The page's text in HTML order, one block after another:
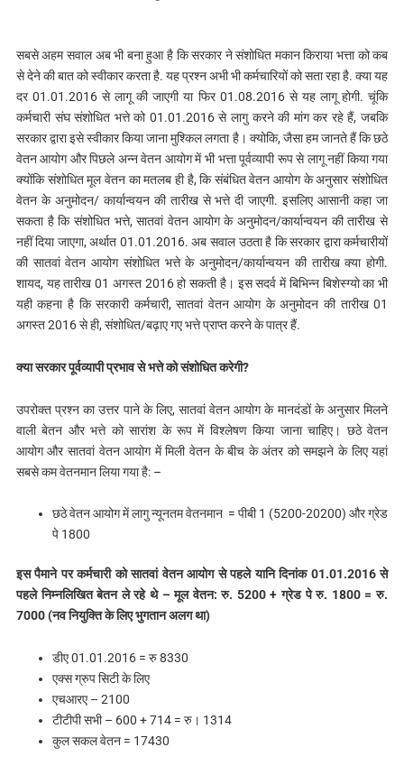
सबसे अहम सवाल अब भी बना हुआ है कि सरकार ने संशोधित मकान किराया भत्ता को कब
से देने की बात को स्वीकार करता है. यह प्रश्न अभी भी कर्मचारियों को सता रहा है. क्या यह
दर 01.01.2016 से लागू की जाएगी या फिर 01.08.2016 से यह लागू होगी. चूंकि
कर्मचारी संघ संशोधित भत्ते को 01.01.2016 से लागु करने की मांग कर रहे हैं, जबकि
सरकार द्वारा इसे स्वीकार किया जाना मुश्किल लगता है। क्योकि, जैसा हम जानते हैं कि छठे
वेतन आयोग और पिछले अन्न वेतन आयोग में भी भत्ता पूर्वव्यापी रूप से लागू नहीं किया गया
क्योंकि संशोधित मूल वेतन का मतलब ही है, कि संबंधित वेतन आयोग के अनुसार संशोधित
वेतन के अनुमोदन/ कार्यान्वयन की तारीख से भत्ते दी जाएगी. इसलिए आसानी कहा जा
सकता है कि संशोधित भत्ते, सातवां वेतन आयोग के अनुमोदन/कार्यान्वयन की तारीख से
नहीं दिया जाएगा, अर्थात 01.01.2016. अब सवाल उठता है कि सरकार द्वारा कर्मचारीयों
की सातवां वेतन आयोग संशोधित भत्ते के अनुमोदन/कार्यान्वयन की तारीख क्या होगी.
शायद, यह तारीख 01 अगस्त 2016 हो सकती है। इस सदर्व में बिभिन्न बिशेस्ग्यो का भी
यही कहना है कि सरकारी कर्मचारी, सातवां वेतन आयोग के अनुमोदन की तारीख 01
अगस्त 2016 से ही, संशोधित/बढ़ाए गए भत्ते प्राप्त करने के पात्र हैं.
क्या सरकार पूर्वव्यापी प्रभाव से भत्ते को संशोधित करेगी?
उपरोक्त प्रश्न का उत्तर पाने के लिए, सातवां वेतन आयोग के मानदंडों के अनुसार मिलने
वाली बेतन और भत्ते को सारांश के रूप में विश्लेषण किया जाना चाहिए। छठे वेतन
आयोग और सातवां वेतन आयोग में मिली वेतन के बीच के अंतर को समझने के लिए यहां
सबसे कम वेतनमान लिया गया है: –
छठे वेतन आयोग में लागु न्यूनतम वेतनमान = पीबी 1 (5200-20200) और ग्रेड
पे 1800
इस पैमाने पर कर्मचारी को सातवां वेतन आयोग से पहले यानि दिनांक 01.01.2016 से
पहले निम्नलिखित बेतन ले रहे थे – मूल वेतन: रु. 5200 + ग्रेड पे रु. 1800 = रु.
7000(नव नियुक्ति के लिए भुगतान अलग था)
डीए 01.01.2016 = रु 8330
एक्स ग्रुप सिटी के लिए
एचआरए – 2100
टीटीपी सभी – 600 + 714 = रु। 1314
कुल सकल वेतन = 17430